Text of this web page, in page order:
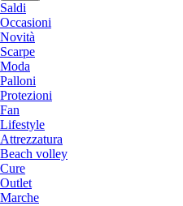
Saldi
Occasioni
Novità
Scarpe
Moda
Palloni
Protezioni
Fan
Lifestyle
Attrezzatura
Beach volley
Cure
Outlet
Marche